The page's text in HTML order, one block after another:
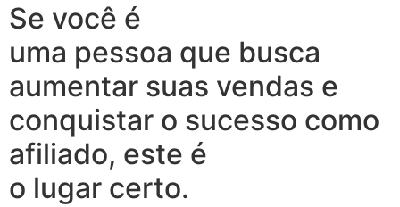
Se você é
uma pessoa que busca
aumentar suas vendas e
conquistar o sucesso como
afiliado, este é
o lugar certo.